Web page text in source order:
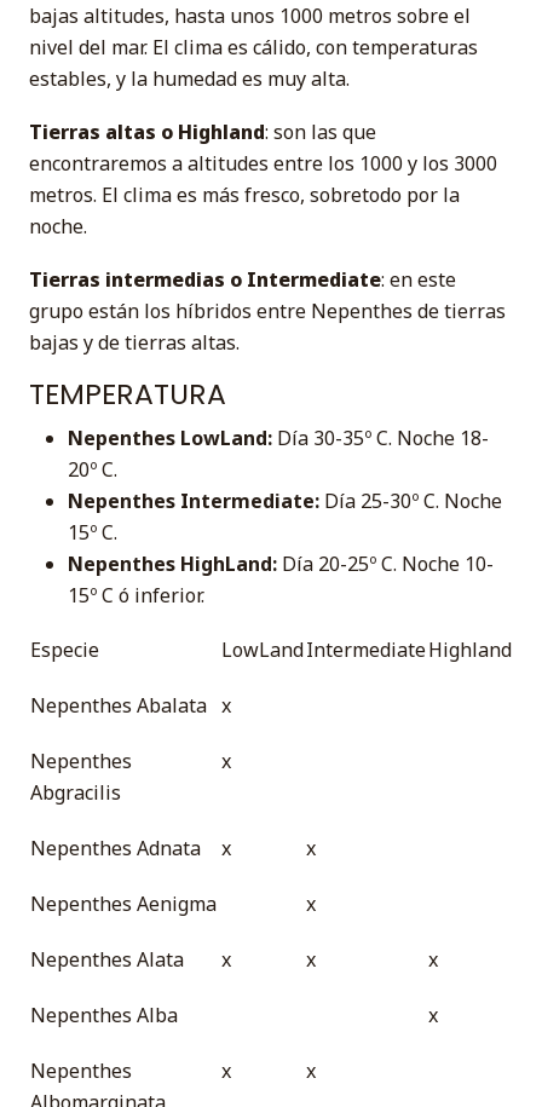
bajas altitudes, hasta unos 1000 metros sobre el
nivel del mar. El clima es cálido, con temperaturas
estables, y la humedad es muy alta.
Tierras altas o Highland: son las que
encontraremos a altitudes entre los 1000 y los 3000
metros. El clima es más fresco, sobretodo por la
noche.
Tierras intermedias o Intermediate: en este
grupo están los híbridos entre Nepenthes de tierras
bajas y de tierras altas.
TEMPERATURA
Nepenthes LowLand: Día 30-35º C. Noche 18-
20º C.
Nepenthes Intermediate: Día 25-30º C. Noche
15º C.
Nepenthes HighLand: Día 20-25º C. Noche 10-
15º C ó inferior.
Especie LowLandIntermediateHighland
Nepenthes Abalata x
Nepenthes
Abgracilis
x
Nepenthes Adnata x x
Nepenthes Aenigma x
Nepenthes Alata x x x
Nepenthes Alba x
Nepenthes
x x